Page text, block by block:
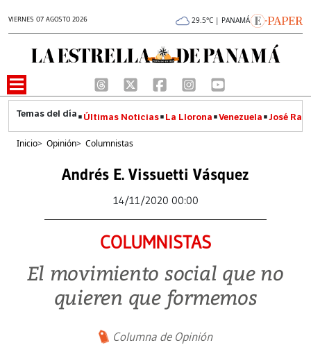
VIERNES 07 AGOSTO 2026 29.5°C | PANAMÁ
Últimas Noticias La Llorona Venezuela José
Inicio> Opinión> Columnistas
Andrés E. Vissuetti Vásquez
14/11/2020 00:00
COLUMNISTAS
El movimiento social que no
quieren que formemos
Columna de Opinión